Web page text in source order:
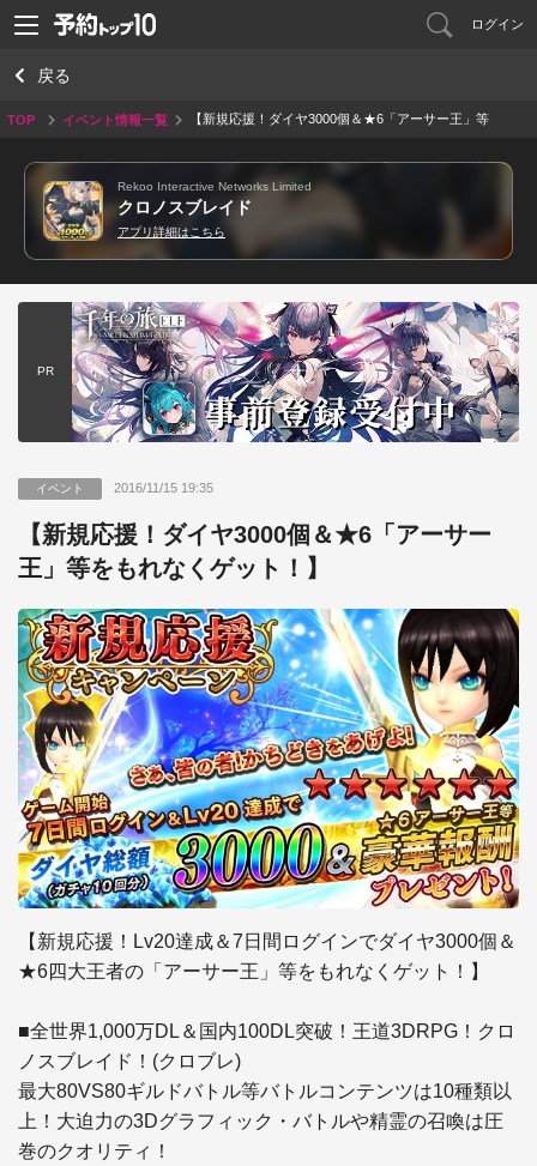
ログイン
戻る
TOP イベント情報一覧
【新規応援！ダイヤ3000個＆★6「アーサー王」等
Rekoo Interactive Networks Limited
クロノスブレイド
アプリ詳細はこちら
PR
イベント 2016/11/15 19:35
【新規応援！ダイヤ3000個＆★6「アーサー
王」等をもれなくゲット！】
【新規応援！Lv20達成＆7日間ログインでダイヤ3000個＆
★6四大王者の「アーサー王」等をもれなくゲット！】
■全世界1,000万DL＆国内100DL突破！王道3DRPG！クロ
ノスブレイド！(クロブレ)
最大80VS80ギルドバトル等バトルコンテンツは10種類以
上！大迫力の3Dグラフィック・バトルや精霊の召喚は圧
巻のクオリティ！